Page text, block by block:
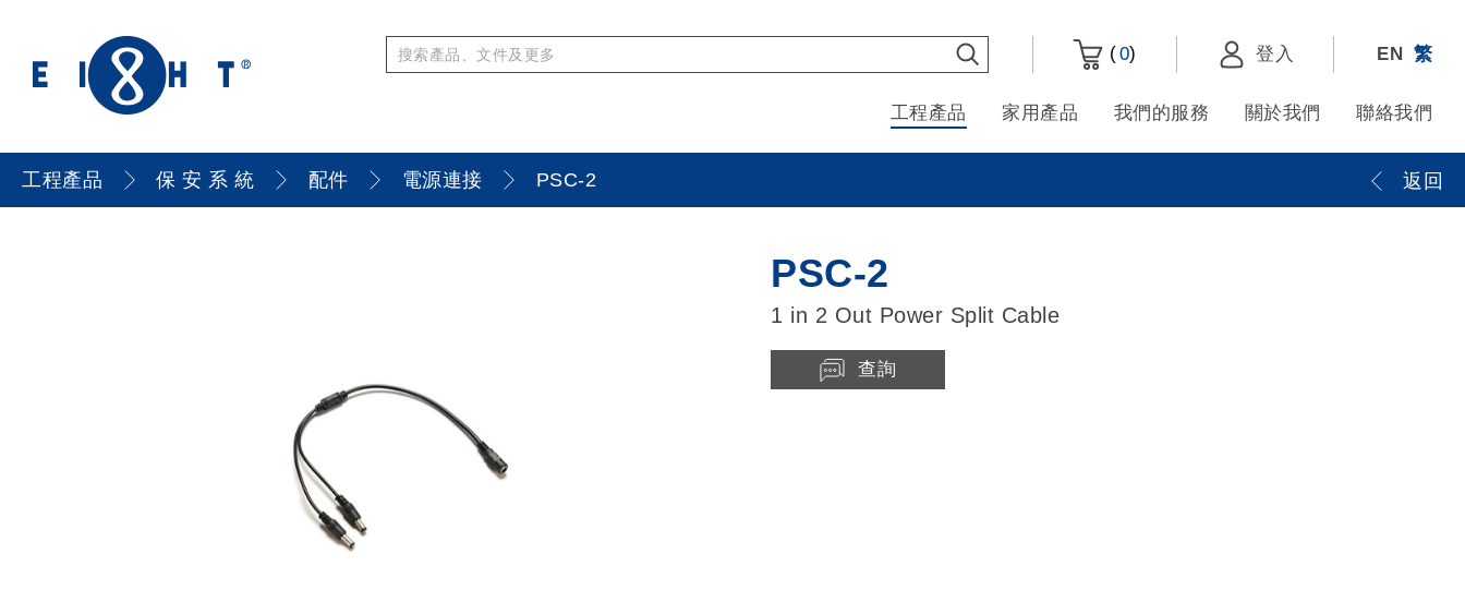
(0) 登入 EN 繁
工程產品 家用產品 我們的服務 關於我們 聯絡我們
工程產品 保 安 系 統 配件 電源連接 PSC-2 返回
PSC-2
1 in 2 Out Power Split Cable
查詢